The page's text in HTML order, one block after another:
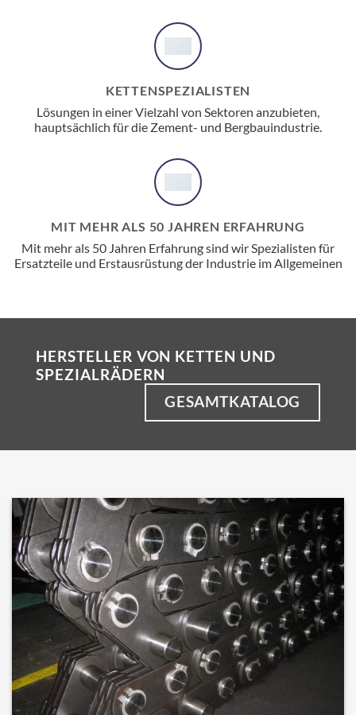
KETTENSPEZIALISTEN
Lösungen in einer Vielzahl von Sektoren anzubieten,
hauptsächlich für die Zement- und Bergbauindustrie.
MIT MEHR ALS 50 JAHREN ERFAHRUNG
Mit mehr als 50 Jahren Erfahrung sind wir Spezialisten für
Ersatzteile und Erstausrüstung der Industrie im Allgemeinen
HERSTELLER VON KETTEN UND
SPEZIALRÄDERN
GESAMTKATALOG